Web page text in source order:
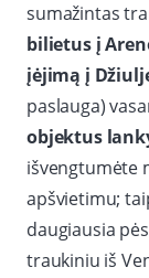
sumažintas
bilietus į
įėjimą į
paslauga)
objektus
išvengtumėte
apšvietimu;
daugiausia
traukiniu iš